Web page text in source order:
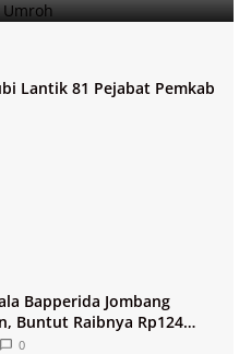
Lantik 81 Pejabat Pemkab
Bapperida Jombang
Buntut Raibnya Rp124
Sejahtera
0